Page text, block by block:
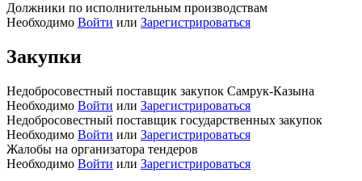
Должники по исполнительным производствам
Необходимо Войти или Зарегистрироваться
Закупки
Недобросовестный поставщик закупок Самрук-Казына
Необходимо Войти или Зарегистрироваться
Недобросовестный поставщик государственных закупок
Необходимо Войти или Зарегистрироваться
Жалобы на организатора тендеров
Необходимо Войти или Зарегистрироваться